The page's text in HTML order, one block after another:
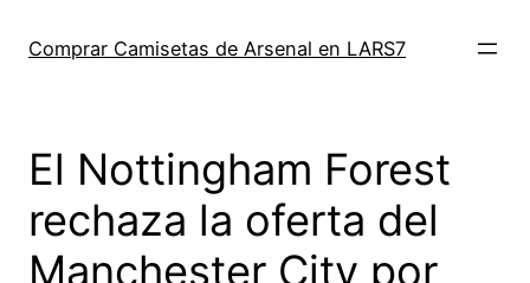
Comprar Camisetas de Arsenal en LARS7
El Nottingham Forest
rechaza la oferta del
Manchester City por